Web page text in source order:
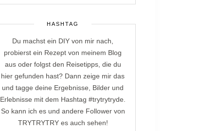
HASHTAG
Du machst ein DIY von mir nach,
probierst ein Rezept von meinem Blog
aus oder folgst den Reisetipps, die du
hier gefunden hast? Dann zeige mir das
und tagge deine Ergebnisse, Bilder und
Erlebnisse mit dem Hashtag #trytrytryde.
So kann ich es und andere Follower von
TRYTRYTRY es auch sehen!